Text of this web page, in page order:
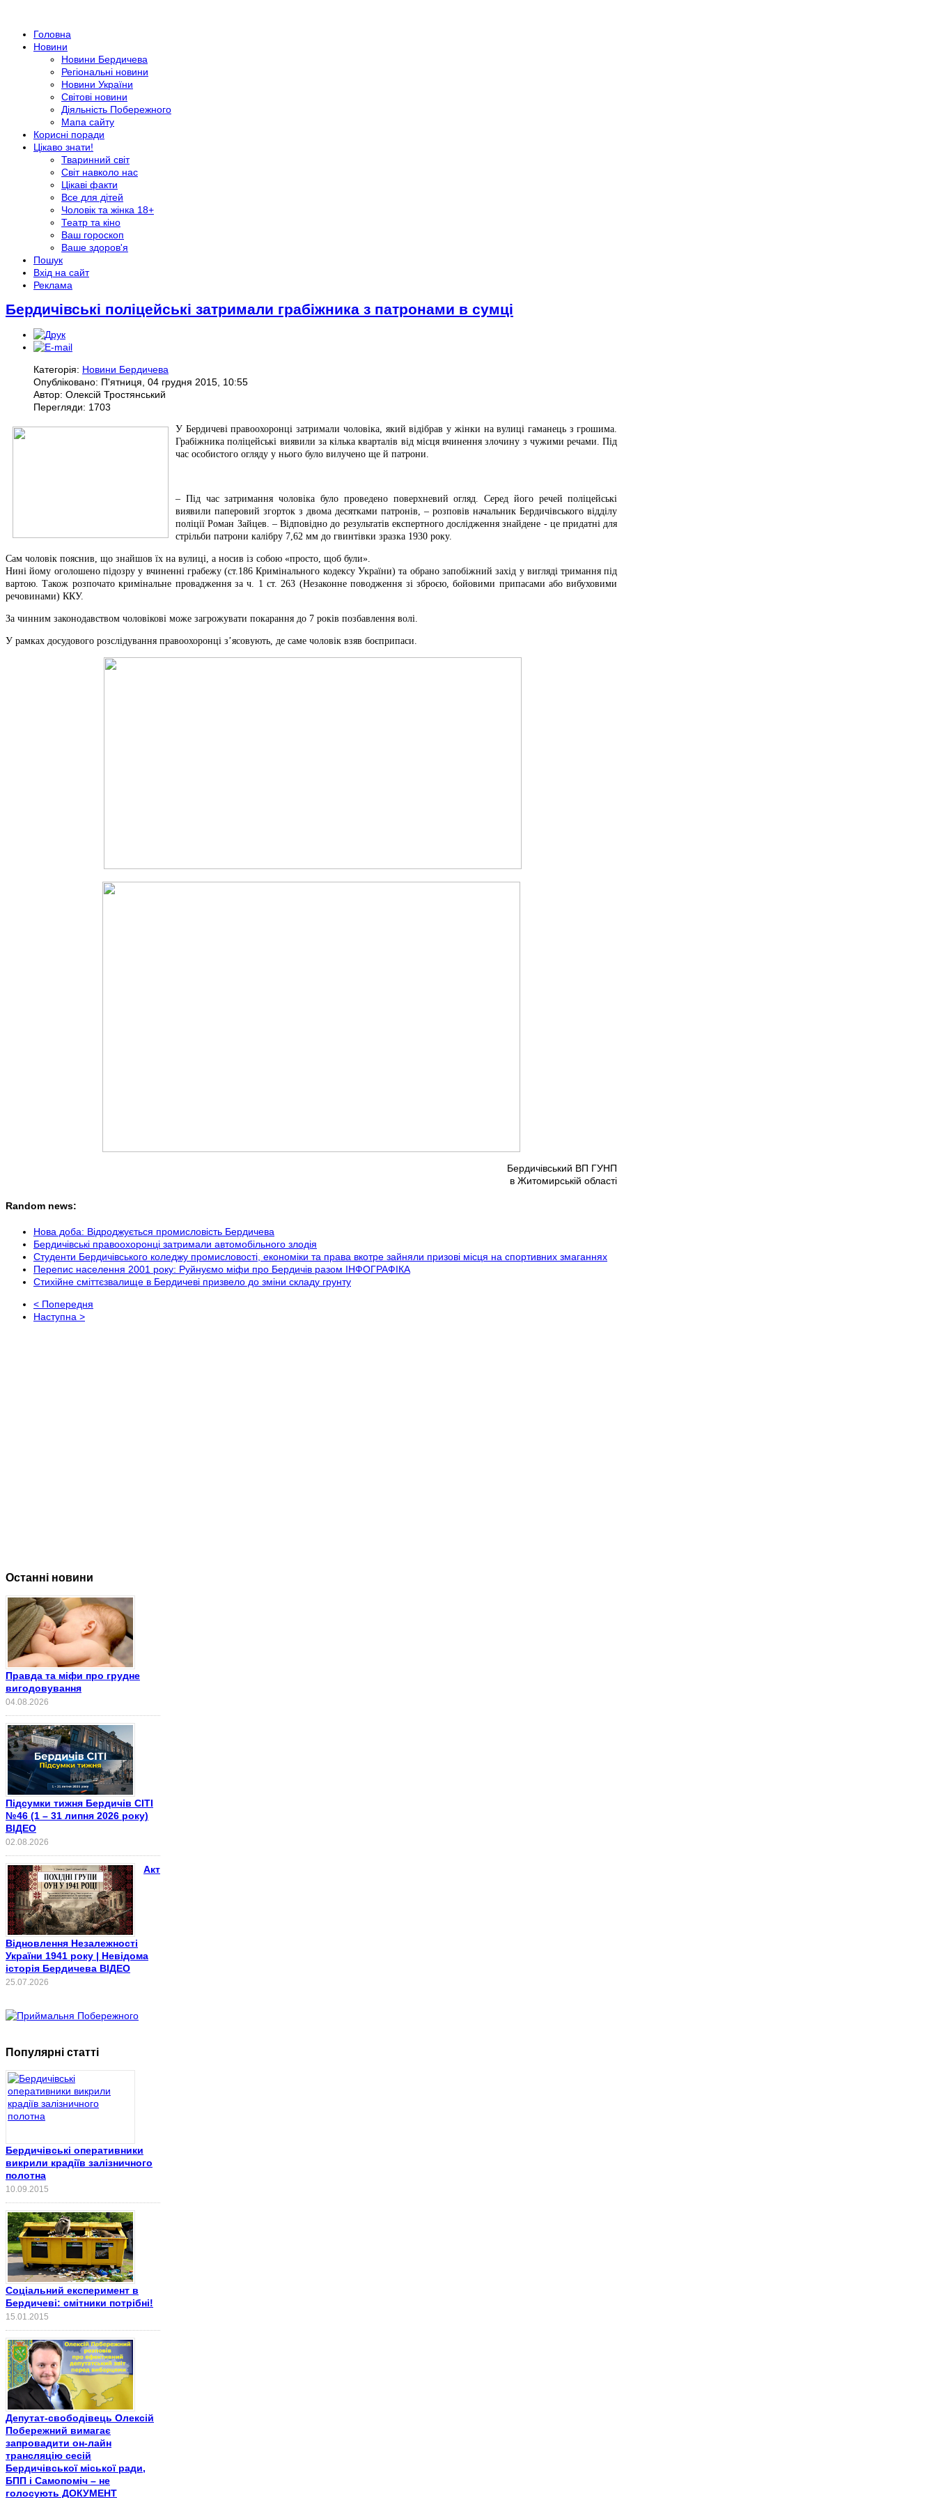
Головна
Новини
Новини Бердичева
Регіональні новини
Новини України
Світові новини
Діяльність Побережного
Мапа сайту
Корисні поради
Цікаво знати!
Тваринний світ
Світ навколо нас
Цікаві факти
Все для дітей
Чоловік та жінка 18+
Театр та кіно
Ваш гороскоп
Ваше здоров'я
Пошук
Вхід на сайт
Реклама
Бердичівські поліцейські затримали грабіжника з патронами в сумці
Категорія: Новини Бердичева
Опубліковано: П'ятниця, 04 грудня 2015, 10:55
Автор: Олексій Тростянський
Перегляди: 1703
У Бердичеві правоохоронці затримали чоловіка, який відібрав у жінки на вулиці гаманець з грошима.
Грабіжника поліцейські виявили за кілька кварталів від місця вчинення злочину з чужими речами. Під
час особистого огляду у нього було вилучено ще й патрони.
– Під час затримання чоловіка було проведено поверхневий огляд. Серед його речей поліцейські
виявили паперовий згорток з двома десятками патронів, – розповів начальник Бердичівського відділу
поліції Роман Зайцев. – Відповідно до результатів експертного дослідження знайдене - це придатні для
стрільби патрони калібру 7,62 мм до гвинтівки зразка 1930 року.
Сам чоловік пояснив, що знайшов їх на вулиці, а носив із собою «просто, щоб були».
Нині йому оголошено підозру у вчиненні грабежу (ст.186 Кримінального кодексу України) та обрано запобіжний захід у вигляді тримання під
вартою. Також розпочато кримінальне провадження за ч. 1 ст. 263 (Незаконне поводження зі зброєю, бойовими припасами або вибуховими
речовинами) ККУ.
За чинним законодавством чоловікові може загрожувати покарання до 7 років позбавлення волі.
У рамках досудового розслідування правоохоронці з’ясовують, де саме чоловік взяв боєприпаси.
Бердичівський ВП ГУНП
в Житомирській області
Random news:
Нова доба: Відроджується промисловість Бердичева
Бердичівські правоохоронці затримали автомобільного злодія
Студенти Бердичівського коледжу промисловості, економіки та права вкотре зайняли призові місця на спортивних змаганнях
Перепис населення 2001 року: Руйнуємо міфи про Бердичів разом ІНФОГРАФІКА
Стихійне сміттєзвалище в Бердичеві призвело до зміни складу грунту
< Попередня
Наступна >
Останні новини
Правда та міфи про грудне
вигодовування
04.08.2026
Підсумки тижня Бердичів СІТІ
№46 (1 – 31 липня 2026 року)
ВІДЕО
02.08.2026
Акт
Відновлення Незалежності
України 1941 року | Невідома
історія Бердичева ВІДЕО
25.07.2026
Популярні статті
Бердичівські оперативники
викрили крадіїв залізничного
полотна
10.09.2015
Соціальний експеримент в
Бердичеві: смітники потрібні!
15.01.2015
Депутат-свободівець Олексій
Побережний вимагає
запровадити он-лайн
трансляцію сесій
Бердичівської міської ради,
БПП і Самопоміч – не
голосують ДОКУМЕНТ